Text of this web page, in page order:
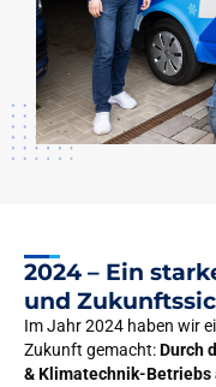
2024 – Ein
und
Im Jahr 2024 haben wir
Zukunft gemacht:Durch
& Klimatechnik-Betriebs